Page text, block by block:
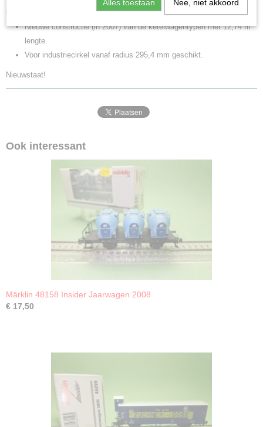
Nieuwe constructie (in 2007) van de ketelwagentypen met 12,74 m
lengte.
Voor industriecirkel vanaf radius 295,4 mm geschikt.
Nieuwstaat!
Ook interessant
Märklin 48158 Insider Jaarwagen 2008
€ 17,50
Alles toestaan Nee, niet akkoord